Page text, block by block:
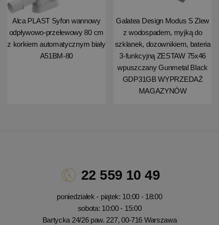
Alca PLAST Syfon wannowy
odpływowo-przelewowy 80 cm
z korkiem automatycznym biały
A51BM-80
Galatea Design Modus S Zlew
z wodospadem, myjką do
szklanek, dozownikiem, bateria
3-funkcyjną ZESTAW 75x46
wpuszczany Gunmetal Black
GDP31GB WYPRZEDAŻ
MAGAZYNÓW
22 559 10 49
poniedziałek - piątek: 10:00 - 18:00
sobota: 10:00 - 15:00
Bartycka 24/26 paw. 227, 00-716 Warszawa